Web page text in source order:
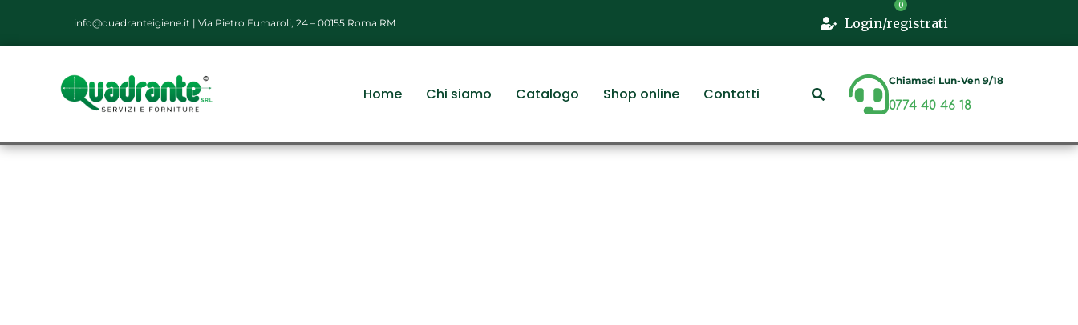
info@quadranteigiene.it | Via Pietro Fumaroli, 24 – 00155 Roma RM Login/registrati
Home Chi siamo Catalogo Shop online Contatti
Chiamaci Lun-Ven 9/18
0774 40 46 18